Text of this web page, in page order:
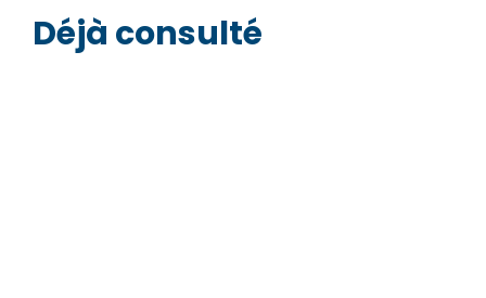
Déjà consulté
E-mail:*